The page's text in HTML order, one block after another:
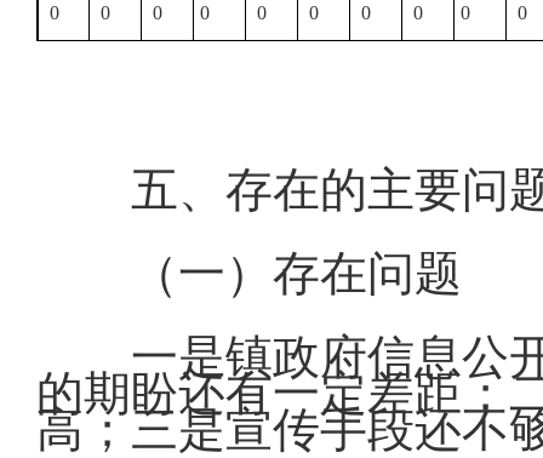
0 0 0 0 0 0 0 0 0 0
五、存在的主要问
（一）存在问题
一是镇政府信息公
的期盼还有一定差距；
高；三是宣传手段还不